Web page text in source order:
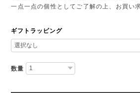
一点一点の個性としてご了解の上、お買い
ギフトラッピング
数量